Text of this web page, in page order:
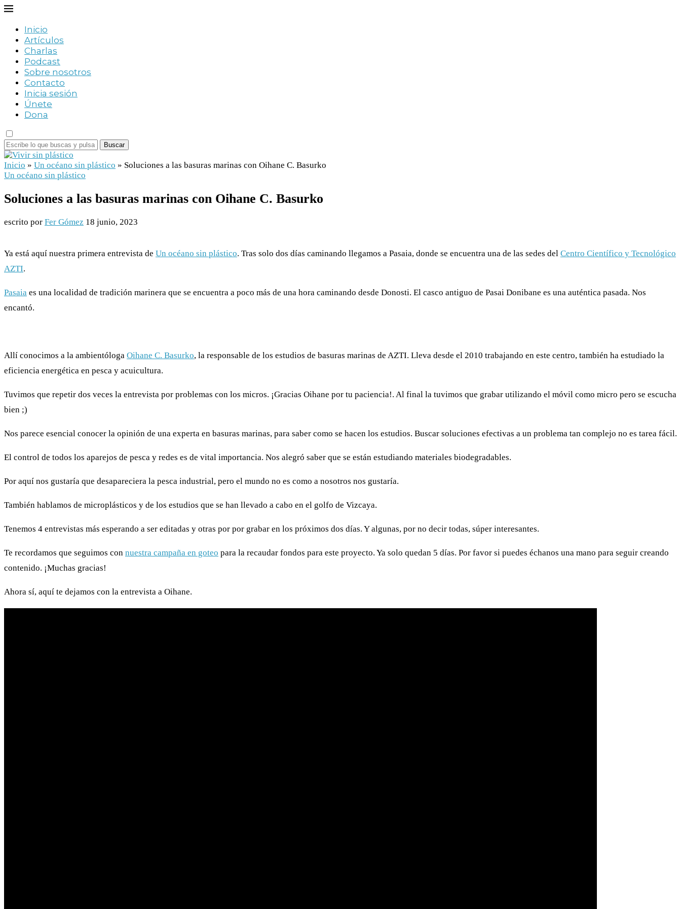
Inicio
Artículos
Charlas
Podcast
Sobre nosotros
Contacto
Inicia sesión
Únete
Dona
Buscar
Inicio » Un océano sin plástico » Soluciones a las basuras marinas con Oihane C. Basurko
Un océano sin plástico
Soluciones a las basuras marinas con Oihane C. Basurko
escrito por Fer Gómez 18 junio, 2023
Ya está aquí nuestra primera entrevista de Un océano sin plástico. Tras solo dos días caminando llegamos a Pasaia, donde se encuentra una de las sedes del Centro Científico y Tecnológico
AZTI.
Pasaia es una localidad de tradición marinera que se encuentra a poco más de una hora caminando desde Donosti. El casco antiguo de Pasai Donibane es una auténtica pasada. Nos
encantó.
Allí conocimos a la ambientóloga Oihane C. Basurko, la responsable de los estudios de basuras marinas de AZTI. Lleva desde el 2010 trabajando en este centro, también ha estudiado la
eficiencia energética en pesca y acuicultura.
Tuvimos que repetir dos veces la entrevista por problemas con los micros. ¡Gracias Oihane por tu paciencia!. Al final la tuvimos que grabar utilizando el móvil como micro pero se escucha
bien ;)
Nos parece esencial conocer la opinión de una experta en basuras marinas, para saber como se hacen los estudios. Buscar soluciones efectivas a un problema tan complejo no es tarea fácil.
El control de todos los aparejos de pesca y redes es de vital importancia. Nos alegró saber que se están estudiando materiales biodegradables.
Por aquí nos gustaría que desapareciera la pesca industrial, pero el mundo no es como a nosotros nos gustaría.
También hablamos de microplásticos y de los estudios que se han llevado a cabo en el golfo de Vizcaya.
Tenemos 4 entrevistas más esperando a ser editadas y otras por por grabar en los próximos dos días. Y algunas, por no decir todas, súper interesantes.
Te recordamos que seguimos con nuestra campaña en goteo para la recaudar fondos para este proyecto. Ya solo quedan 5 días. Por favor si puedes échanos una mano para seguir creando
contenido. ¡Muchas gracias!
Ahora sí, aquí te dejamos con la entrevista a Oihane.